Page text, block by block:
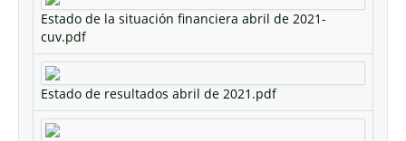
Estado de la situación financiera abril de 2021-
cuv.pdf
Estado de resultados abril de 2021.pdf